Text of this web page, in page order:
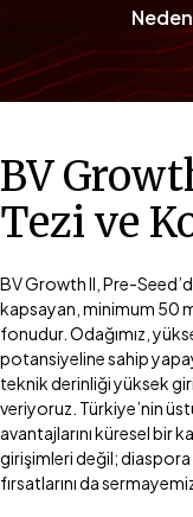
Neden
BV
Tezi ve
BV Growth II, Pre-
kapsayan, minimum 50
fonudur. Odağımız,
potansiyeline sahip
teknik derinliği yüksek
veriyoruz. Türkiye’nin
avantajlarını küresel bir
girişimleri değil; diaspora